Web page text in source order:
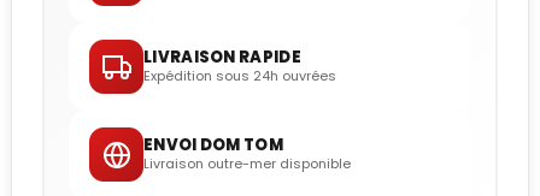
LIVRAISON RAPIDE
Expédition sous 24h ouvrées
ENVOI DOM TOM
Livraison outre-mer disponible